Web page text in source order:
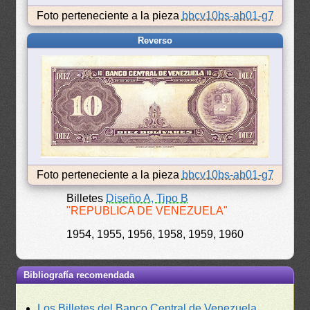
Foto perteneciente a la pieza bbcv10bs-ab01-g7
Reverso
Foto perteneciente a la pieza bbcv10bs-ab01-g7
Billetes Diseño A, Tipo B
"REPUBLICA DE VENEZUELA"
1954, 1955, 1956, 1958, 1959, 1960
Bibliografía recomendada